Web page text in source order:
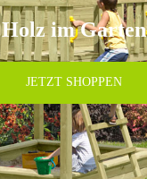
Holz im Garten
JETZT SHOPPEN